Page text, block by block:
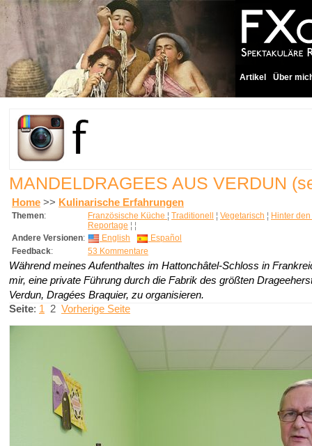
Artikel Über
MANDELDRAGEES AUS VERDUN
Home >> Kulinarische Erfahrungen
Themen: Französische Küche ¦ Traditionell ¦ Vegetarisch ¦ Hinter
Reportage ¦ ¦
Andere Versionen: English
Español
Feedback: 53 Kommentare
Während meines Aufenthaltes im Hattonchâtel-Schloss in
mir, eine private Führung durch die Fabrik des größten
Verdun, Dragées Braquier, zu organisieren.
Seite: 1 2 Vorherige Seite